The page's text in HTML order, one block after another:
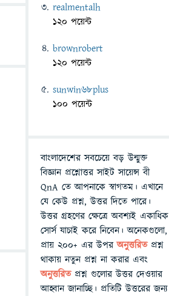
realmentalh
120 পয়েন্ট
brownrobert
120 পয়েন্ট
sunwin68plus
100 পয়েন্ট
বাংলাদেশের সবচেয়ে বড় উন্মুক্ত
বিজ্ঞান প্রশ্নোত্তর সাইট সায়েন্স বী
QnA তে আপনাকে স্বাগতম। এখানে
যে কেউ প্রশ্ন, উত্তর দিতে পারে।
উত্তর গ্রহণের ক্ষেত্রে অবশ্যই একাধিক
সোর্স যাচাই করে নিবেন। অনেকগুলো,
প্রায় ২০০+ এর উপরঅনুত্তরিতপ্রশ্ন
থাকায় নতুন প্রশ্ন না করার এবং
অনুত্তরিত প্রশ্ন গুলোর উত্তর দেওয়ার
আহ্বান জানাচ্ছি। প্রতিটি উত্তরের জন্য